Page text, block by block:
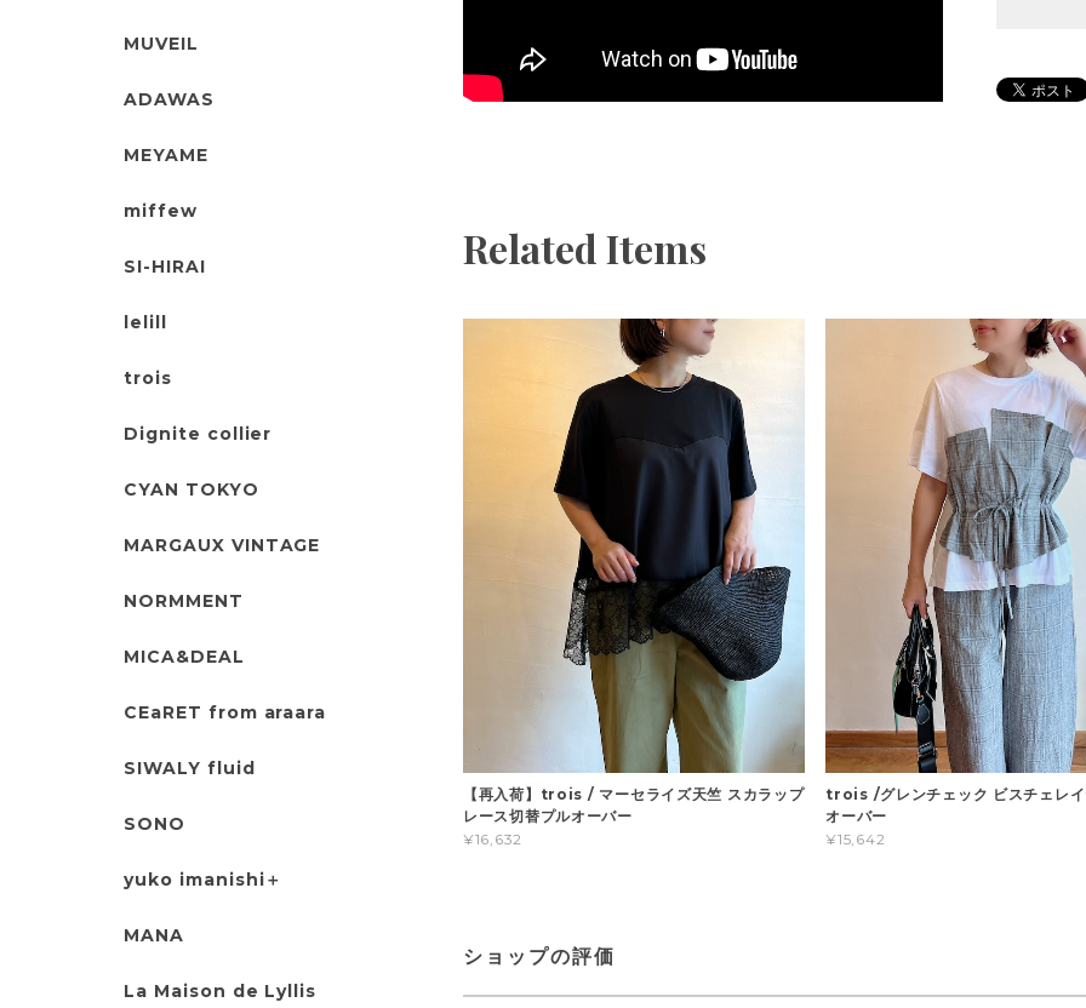
Related Items
【再入荷】trois / マーセライズ天竺 スカラップ
レース切替プルオーバー
¥16,632
trois /グレンチェック ビスチェレイ
オーバー
¥15,642
ショップの評価
MUVEIL
ADAWAS
MEYAME
miffew
SI-HIRAI
lelill
trois
Dignite collier
CYAN TOKYO
MARGAUX VINTAGE
NORMMENT
MICA&DEAL
CEaRET from araara
SIWALY fluid
SONO
yuko imanishi＋
MANA
La Maison de Lyllis